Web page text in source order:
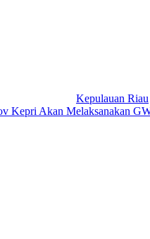
Kepulauan Riau
Kepri Akan Melaksanakan